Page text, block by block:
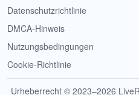
Datenschutzrichtlinie
DMCA-Hinweis
Nutzungsbedingungen
Cookie-Richtlinie
Urheberrecht © 2023–2026